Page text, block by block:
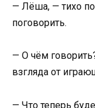
— Лёша, — тихо
поговорить.
— О чём
взгляда от
— Что теперь